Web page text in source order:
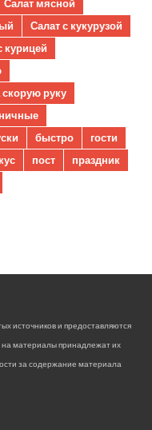
Салат мясной
Салат с кукурузой
курицей
руку
быстро
гости
пост
праздник
источников и предоставляются
на материалы принадлежат их
за содержание материала